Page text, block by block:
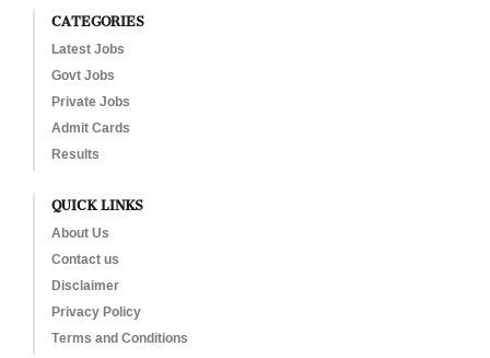
CATEGORIES
Latest Jobs
Govt Jobs
Private Jobs
Admit Cards
Results
QUICK LINKS
About Us
Contact us
Disclaimer
Privacy Policy
Terms and Conditions